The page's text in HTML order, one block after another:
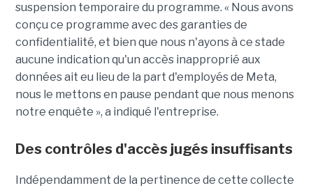
suspension temporaire du programme. « Nous avons
conçu ce programme avec des garanties de
confidentialité, et bien que nous n'ayons à ce stade
aucune indication qu'un accès inapproprié aux
données ait eu lieu de la part d'employés de Meta,
nous le mettons en pause pendant que nous menons
notre enquête », a indiqué l'entreprise.
Des contrôles d'accès jugés insuffisants
Indépendamment de la pertinence de cette collecte